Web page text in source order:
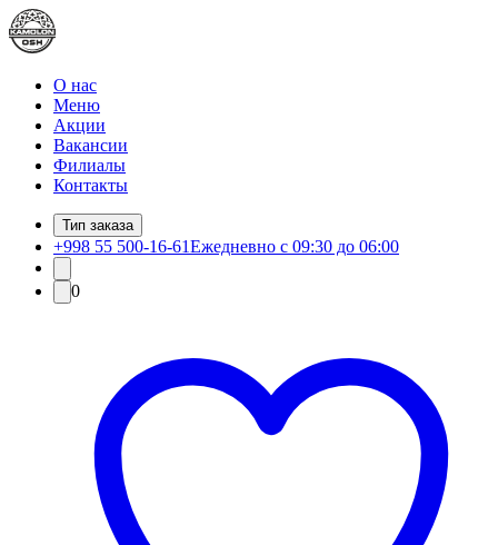
О нас
Меню
Акции
Вакансии
Филиалы
Контакты
Тип заказа
+998 55 500-16-61Ежедневно с 09:30 до 06:00
0